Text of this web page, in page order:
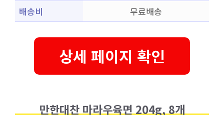
배송비
무료배송
상세 페이지 확인
만한대찬 마라우육면 204g, 8개